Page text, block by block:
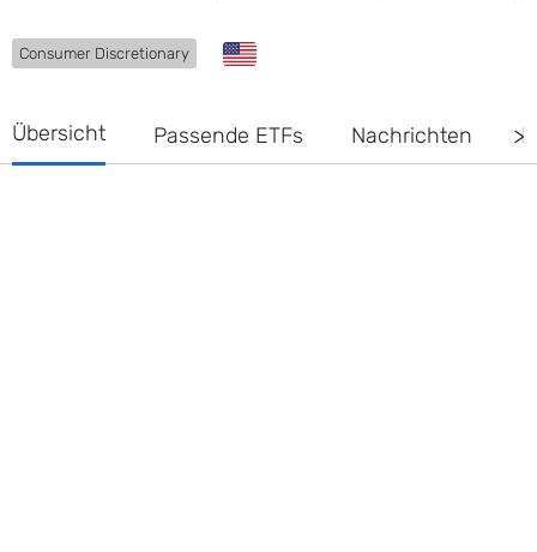
Consumer Discretionary
Übersicht Passende ETFs Nachrichten